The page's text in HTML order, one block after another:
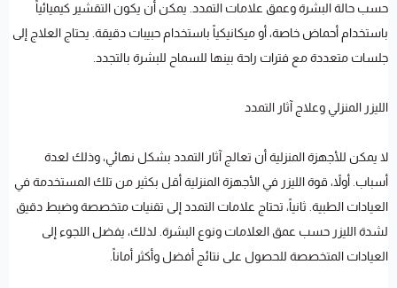
حسب حالة البشرة وعمق علامات التمدد. يمكن أن يكون التقشير كيميائياً
باستخدام أحماض خاصة، أو ميكانيكياً باستخدام حبيبات دقيقة. يحتاج العلاج إلى
جلسات متعددة مع فترات راحة بينها للسماح للبشرة بالتجدد.
الليزر المنزلي وعلاج آثار التمدد
لا يمكن للأجهزة المنزلية أن تعالج آثار التمدد بشكل نهائي، وذلك لعدة
أسباب. أولاً، قوة الليزر في الأجهزة المنزلية أقل بكثير من تلك المستخدمة في
العيادات الطبية. ثانياً، تحتاج علامات التمدد إلى تقنيات متخصصة وضبط دقيق
لشدة الليزر حسب عمق العلامات ونوع البشرة. لذلك، يفضل اللجوء إلى
العيادات المتخصصة للحصول على نتائج أفضل وأكثر أماناً.